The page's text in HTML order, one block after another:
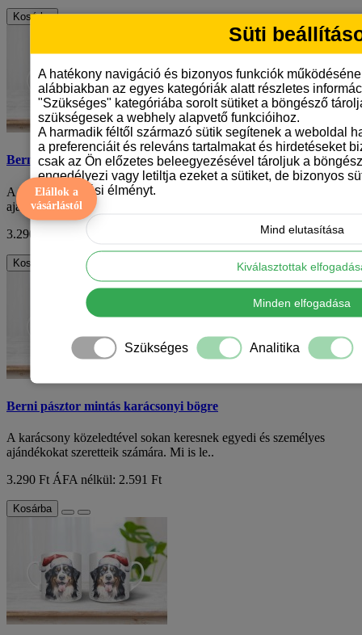
Kosárba
Berni pásztor mintás karácsonyi bögre
A karácsony közeledtével sokan keresnek egyedi és személyes
ajándékokat szeretteik számára. Mi is le..
3.290 Ft
ÁFA nélkül: 2.591 Ft
Kosárba
Berni pásztor mintás karácsonyi bögre
A karácsony közeledtével sokan keresnek egyedi és személyes
ajándékokat szeretteik számára. Mi is le..
3.290 Ft ÁFA nélkül: 2.591 Ft
Kosárba
Elállok a
vásárlástól
Süti
A hatékony navigáció és bizonyos funkciók
alábbiakban az egyes kategóriák alatt részletes
"Szükséges" kategóriába sorolt sütiket a böngésző
szükségesek a webhely alapvető funkcióihoz.
A harmadik féltől származó sütik segítenek a weboldal
a preferenciáit és releváns tartalmakat és hirdetéseket
csak az Ön előzetes beleegyezésével tároljuk a
engedélyezi vagy letiltja ezeket a sütiket, de bizonyos
böngészési élményt.
Mind elutasítása
Kiválasztottak
Minden elfogadása
Szükséges Analitika